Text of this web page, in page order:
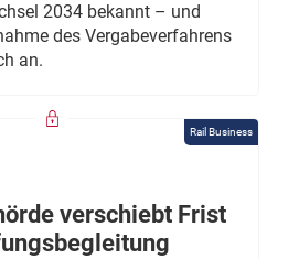
2034 bekannt – und
des Vergabeverfahrens
an.
Rail Business
verschiebt Frist